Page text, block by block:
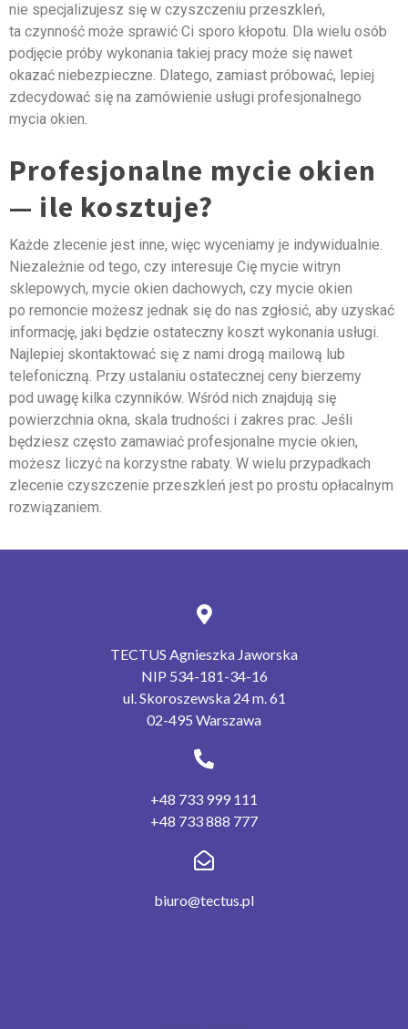
nie specjalizujesz się w czyszczeniu przeszkleń,
ta czynność może sprawić Ci sporo kłopotu. Dla wielu osób
podjęcie próby wykonania takiej pracy może się nawet
okazać niebezpieczne. Dlatego, zamiast próbować, lepiej
zdecydować się na zamówienie usługi profesjonalnego
mycia okien.
Profesjonalne mycie okien
— ile kosztuje?
Każde zlecenie jest inne, więc wyceniamy je indywidualnie.
Niezależnie od tego, czy interesuje Cię mycie witryn
sklepowych, mycie okien dachowych, czy mycie okien
po remoncie możesz jednak się do nas zgłosić, aby uzyskać
informację, jaki będzie ostateczny koszt wykonania usługi.
Najlepiej skontaktować się z nami drogą mailową lub
telefoniczną. Przy ustalaniu ostatecznej ceny bierzemy
pod uwagę kilka czynników. Wśród nich znajdują się
powierzchnia okna, skala trudności i zakres prac. Jeśli
będziesz często zamawiać profesjonalne mycie okien,
możesz liczyć na korzystne rabaty. W wielu przypadkach
zlecenie czyszczenie przeszkleń jest po prostu opłacalnym
rozwiązaniem.
TECTUS Agnieszka Jaworska
NIP 534-181-34-16
ul. Skoroszewska 24 m. 61
02-495 Warszawa
+48 733 999 111
+48 733 888 777
biuro@tectus.pl